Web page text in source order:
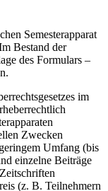
Semesterapparat
Bestand der
des Formulars –
im
Zwecken
Umfang (bis
einzelne Beiträge
(z. B. Teilnehmern